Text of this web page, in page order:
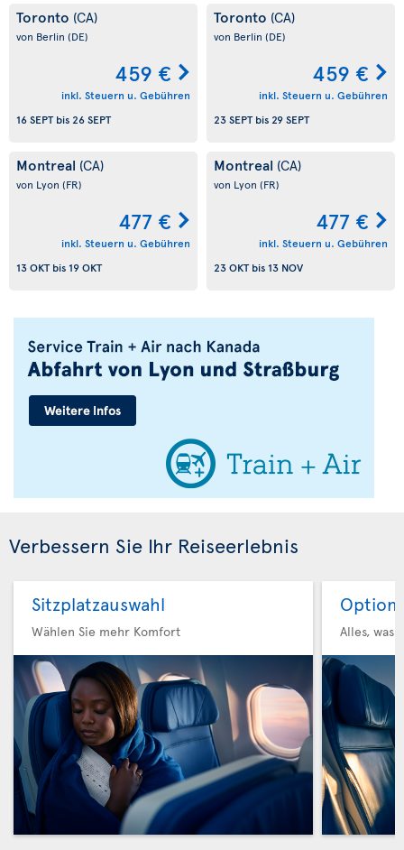
Toronto (CA)
von Berlin (DE)
459 €
inkl. Steuern u. Gebühren
16 SEPTbis26 SEPT
Toronto (CA)
von Berlin (DE)
459 €
inkl. Steuern u. Gebühren
23 SEPTbis29 SEPT
Montreal (CA)
von Lyon (FR)
477 €
inkl. Steuern u. Gebühren
13 OKTbis 19 OKT
Montreal (CA)
von Lyon (FR)
477 €
inkl. Steuern u. Gebühren
23 OKTbis 13 NOV
Verbessern Sie Ihr Reiseerlebnis
Sitzplatzauswahl
Wählen Sie mehr Komfort
Option
Alles, was